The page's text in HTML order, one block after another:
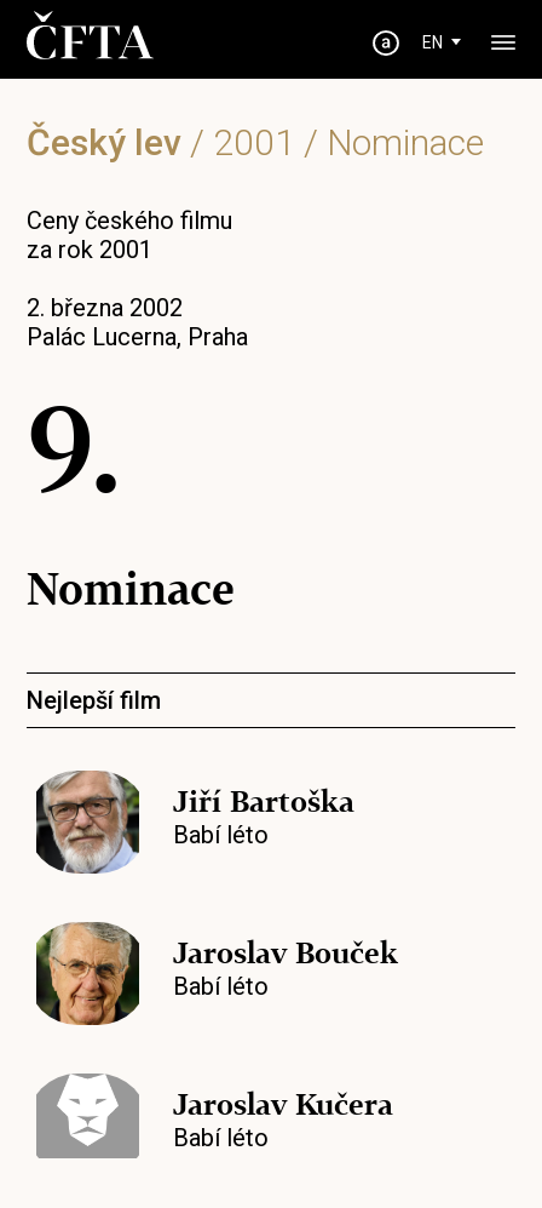
EN
Český lev / 2001 / Nominace
Ceny českého filmu
za rok 2001
2. března 2002
Palác Lucerna, Praha
9.
Nominace
Nejlepší film
Jiří Bartoška
Babí léto
Jaroslav Bouček
Babí léto
Jaroslav Kučera
Babí léto